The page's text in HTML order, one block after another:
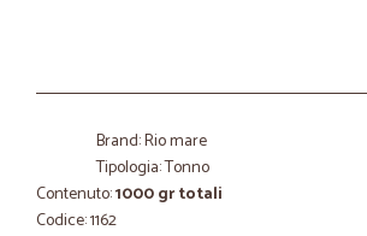
Brand: Rio mare
Tipologia: Tonno
Contenuto:1000 gr totali
Codice: 1162